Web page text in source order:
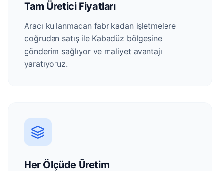
Tam Üretici Fiyatları
Aracı kullanmadan fabrikadan işletmelere
doğrudan satış ile Kabadüz bölgesine
gönderim sağlıyor ve maliyet avantajı
yaratıyoruz.
Her Ölçüde Üretim